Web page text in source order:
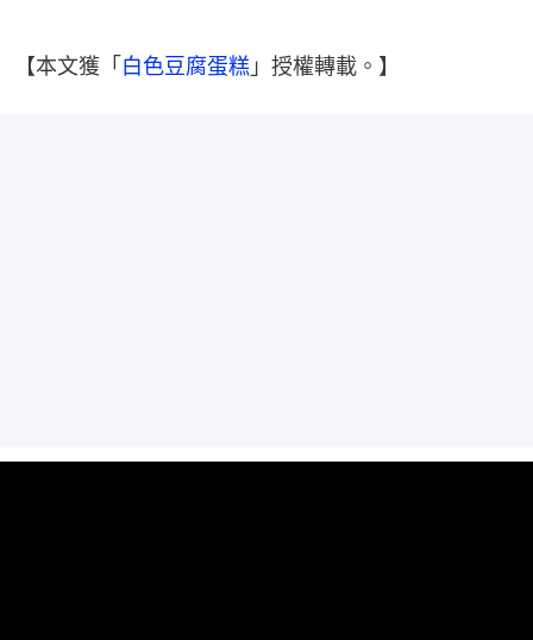
【本文獲「 白色豆腐蛋糕 」授權轉載。】